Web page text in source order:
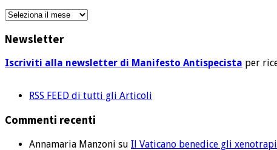
Archivi
Newsletter
Iscriviti alla newsletter di Manifesto Antispecista per
RSS FEED di tutti gli Articoli
Commenti recenti
Annamaria Manzoni su Il Vaticano benedice gli